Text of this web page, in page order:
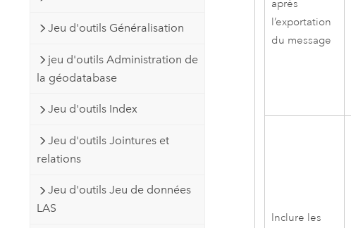
Jeu d'outils Généralisation
jeu d'outils Administration de
la géodatabase
Jeu d'outils Index
Jeu d'outils Jointures et
relations
Jeu d'outils Jeu de données
LAS
après
l’exportation
du message
Inclure les